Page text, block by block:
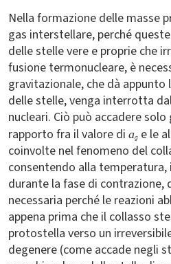
Nella formazione delle masse
gas interstellare, perché
delle stelle vere e proprie che
fusione termonucleare, è
gravitazionale, che dà
delle stelle, venga interrotta
nucleari. Ciò può accadere
rapporto fra il valore di ag e le
coinvolte nel fenomeno del
consentendo alla
durante la fase di contrazione,
necessaria perché le reazioni
appena prima che il collasso
protostella verso un
degenere (come accade negli